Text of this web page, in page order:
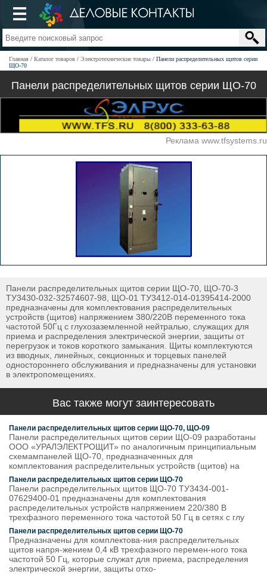
Главная Каталог товаров Электротехнические товары
Панели распределительных щитов серии
ЩО-70
Панели распределительных щитов серии ЩО-70
Реклама www.tfsystems.ru
Панели распределительных щитов серии ЩО-70, ЩО-70-3
ТУ3430-032-32574607-98, ЩО-01 ТУ3412-014-01395414-2000
предназначены для комплектования распределительных
устройств (щитов) напряжением 380/220В переменного тока
частотой 50Гц с глухозаземленной нейтралью, служащих для
приема и распределения электрической энергии, защиты от
перегрузок и токов короткого замыкания. Щиты комплектуются
из вводных, линейных, секционных и торцевых панелей
одностороннего обслуживания и предназначены для установки
в электропомещениях.
Вас также могут заинтересовать
Панели распределительных щитов серии ЩО-70, ЩО-09
Панели распределительных щитов серии ЩО-09 разработаны
ООО «УРАЛЭЛЕКТРОЩИТ» по аналогичным принципиальным
схемампанелей ЩО-70, предназначенных для
комплектования распределительных устройств (щитов) на
Панели распределительных щитов серии ЩО-70
Панели распределительных щитов ЩО-70 ТУ3434-001-
07629400-01 предназначены для комплектования
распределительных устройств напряжением 220/380 В
трехфазного переменного тока частотой 50 Гц в сетях с глу
Панели распределительных щитов серии ЩО-70
Предназначены для комплектова-ния распределительных
щитов напря-жением 0,4 кВ трехфазного перемен-ного тока
частотой 50 Гц, которые служат для приема, распределения
электрической энергии, защиты отхо-